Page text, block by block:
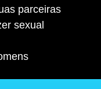
parceiras
sexual